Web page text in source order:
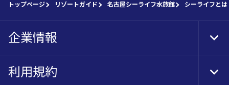
トップページ リゾートガイド 名古屋シーライフ水族館 シーライフとは
企業情報
利用規約